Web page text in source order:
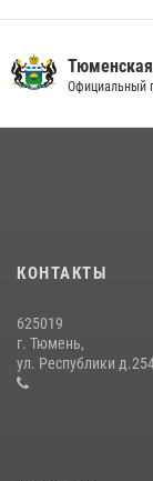
03 августа 2026, 07:23
Сотрудники
десантирования на
16 июля 2026, 10:42
Официальный
КОНТАКТЫ
625019
г. Тюмень,
ул. Республики